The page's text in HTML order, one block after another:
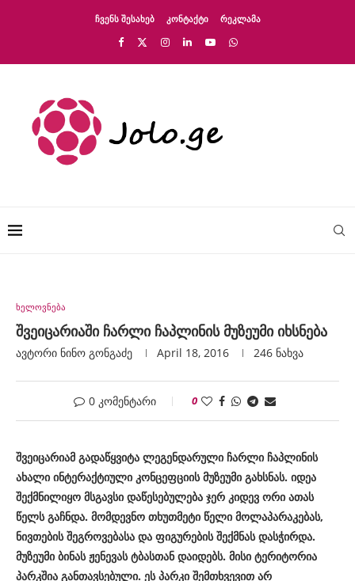
ᲩᲕᲔᲜᲡ ᲨᲔᲡᲐᲮᲔᲑ ᲙᲝᲜᲢᲐᲥᲢᲘ ᲠᲔᲙᲚᲐᲛᲐ
ხელოვნება
შვეიცარიაში ჩარლი ჩაპლინის მუზეუმი იხსნება
ავტორი Ნინო Გონგაძე April 18, 2016 246 ნახვა
0 კომენტარი 0
შვეიცარიამ გადაწყვიტა ლეგენდარული ჩარლი ჩაპლინის
ახალი ინტერაქტიული კონცეფციის მუზეუმი გახსნას. იდეა
შექმნილიყო მსგავსი დაწესებულება ჯერ კიდევ ორი ათას
წელს გაჩნდა. მომდევნო თხუთმეტი წელი მოლაპარაკებას,
ნივთების შეგროვებასა და ფიგურების შექმნას დასჭირდა.
მუზეუმი ბინას ჟენევას ტბასთან დაიდებს. მისი ტერიტორია
პარკშია განთავსებული. ეს პარკი შემთხვევით არ